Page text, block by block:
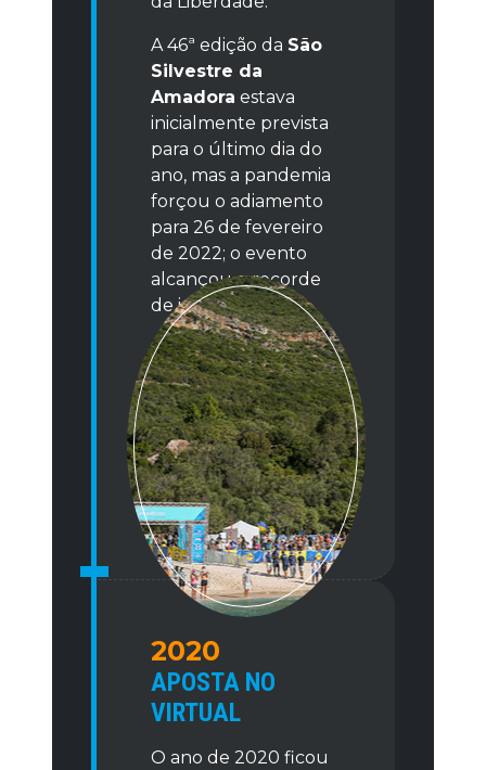
A 46ª edição da São
Silvestre da
Amadora estava
inicialmente prevista
para o último dia do
ano, mas a pandemia
forçou o adiamento
para 26 de fevereiro
de 2022; o evento
alcançou o recorde
de inscritos!
2020
APOSTA NO
VIRTUAL
O ano de 2020 ficou